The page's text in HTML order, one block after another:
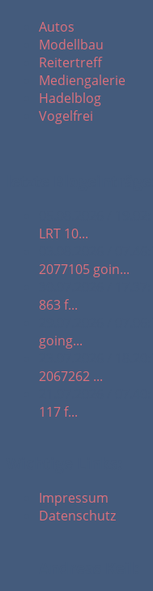
Autos
Modellbau
Reitertreff
Mediengalerie
Hadelblog
Vogelfrei
LRT 10...
2077105 goin...
863 f...
going...
2067262 ...
117 f...
Impressum
Datenschutz